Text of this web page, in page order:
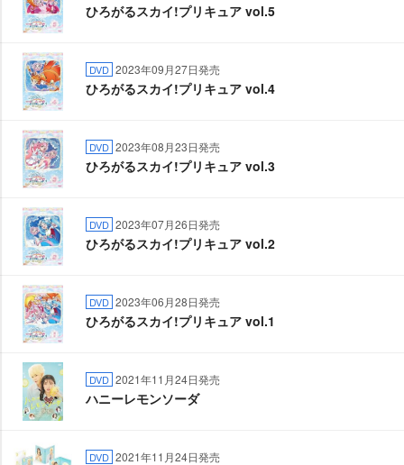
ひろがるスカイ!プリキュア vol.5
DVD 2023年09月27日発売
ひろがるスカイ!プリキュア vol.4
DVD 2023年08月23日発売
ひろがるスカイ!プリキュア vol.3
DVD 2023年07月26日発売
ひろがるスカイ!プリキュア vol.2
DVD 2023年06月28日発売
ひろがるスカイ!プリキュア vol.1
DVD 2021年11月24日発売
ハニーレモンソーダ
DVD 2021年11月24日発売